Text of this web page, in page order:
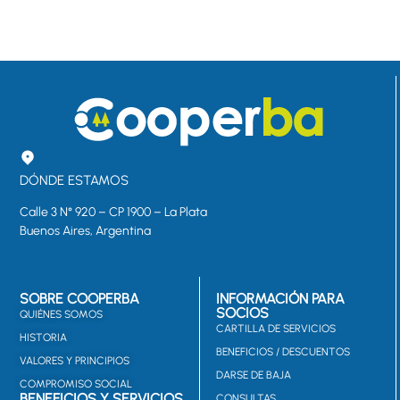
DÓNDE ESTAMOS
Calle 3 N° 920 – CP 1900 – La Plata
Buenos Aires, Argentina
SOBRE COOPERBA
QUIÉNES SOMOS
HISTORIA
VALORES Y PRINCIPIOS
COMPROMISO SOCIAL
INFORMACIÓN PARA
SOCIOS
CARTILLA DE SERVICIOS
BENEFICIOS / DESCUENTOS
DARSE DE BAJA